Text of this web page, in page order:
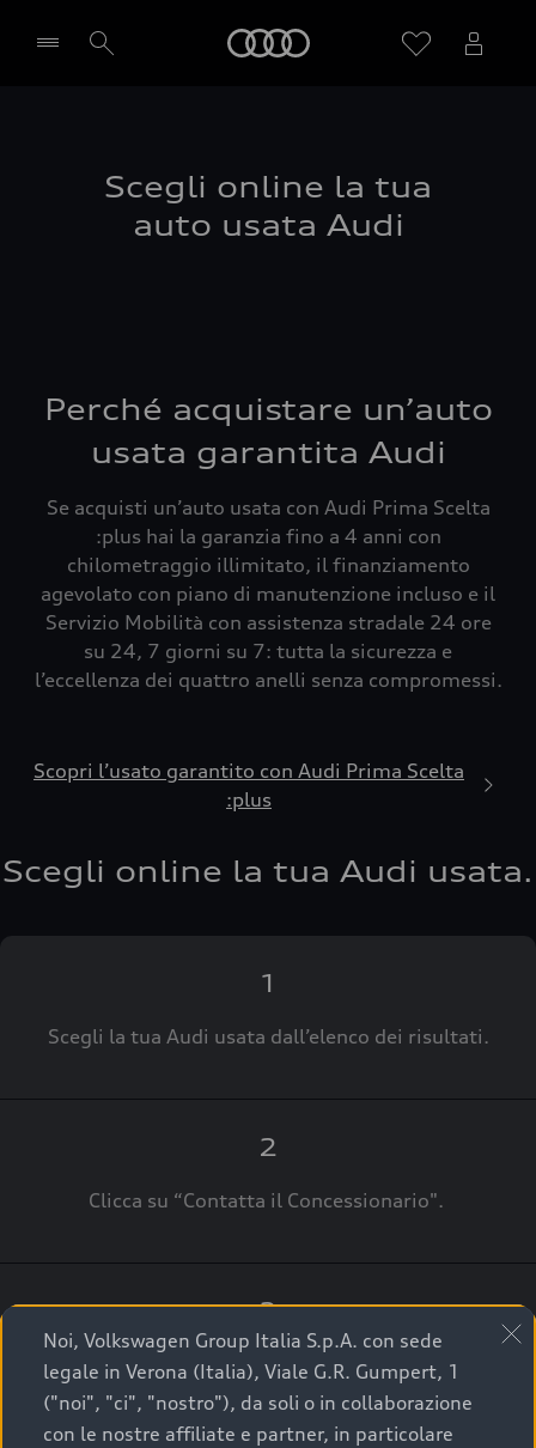
Scegli online la tua
auto usata Audi
Perché acquistare un’auto
usata garantita Audi
Se acquisti un’auto usata con Audi Prima Scelta
:plus hai la garanzia fino a 4 anni con
chilometraggio illimitato, il finanziamento
agevolato con piano di manutenzione incluso e il
Servizio Mobilità con assistenza stradale 24 ore
su 24, 7 giorni su 7: tutta la sicurezza e
l’eccellenza dei quattro anelli senza compromessi.
Scopri l’usato garantito con Audi Prima Scelta
:plus
Scegli online la tua Audi usata.
1
Scegli la tua Audi usata dall’elenco dei risultati.
2
Clicca su “Contatta il Concessionario".
3
A breve verrai ricontattato dal Customer Care
Audi Center o direttamente dal Concessionario
che ti supporterà per finalizzare la tua richiesta.
Noi, Volkswagen Group Italia S.p.A. con sede
legale in Verona (Italia), Viale G.R. Gumpert, 1
("noi", "ci", "nostro"), da soli o in collaborazione
con le nostre affiliate e partner, in particolare